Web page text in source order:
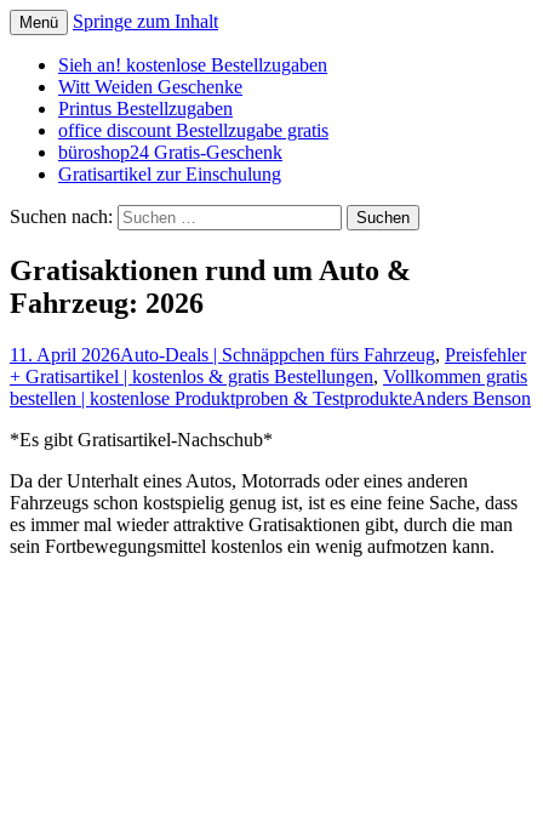
spaaaren.de
günstig einkaufen und billig leben
Menü Springe zum Inhalt
Sieh an! kostenlose Bestellzugaben
Witt Weiden Geschenke
Printus Bestellzugaben
office discount Bestellzugabe gratis
büroshop24 Gratis-Geschenk
Gratisartikel zur Einschulung
Suchen nach:
Gratisaktionen rund um Auto &
Fahrzeug: 2026
11. April 2026Auto-Deals | Schnäppchen fürs Fahrzeug, Preisfehler
+ Gratisartikel | kostenlos & gratis Bestellungen, Vollkommen gratis
bestellen | kostenlose Produktproben & TestprodukteAnders Benson
*Es gibt Gratisartikel-Nachschub*
Da der Unterhalt eines Autos, Motorrads oder eines anderen
Fahrzeugs schon kostspielig genug ist, ist es eine feine Sache, dass
es immer mal wieder attraktive Gratisaktionen gibt, durch die man
sein Fortbewegungsmittel kostenlos ein wenig aufmotzen kann.